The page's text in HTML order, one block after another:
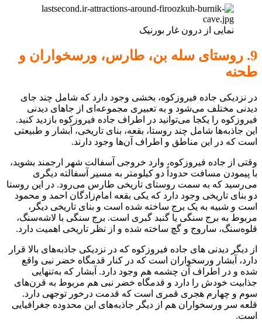
نمایی از درون غار بورنیک
9. روستای سله بن، طارس، ورسخواران و
طحنه
در نزدیکی جاده فیروزکوه، بخشی وجود دارد که شامل چند جای
دیدنی مختلف می‌شود و به تعبیری مجموعه‌ای از جاهای دیدنی
فیروزکوه را یکجا می‌توانید در اطراف جاده فیروزکوه بازدید کنید.
این جاذبه‌ها شامل چند روستا، بقعه، بنای تاریخی، آبشار و طبیعتی
است که در این مناطق و اطراف آن‌ها وجود دارند.
وقتی از جاده فیروزکوه، وارد خروجی آسفالت شهر ارجمند بشوید،
با پیمودن مسافت حدوداً دو کیلومتر به مسیر آسفالته دیگری
می‌رسید که به سمت روستای تاریخی طارس می‌رود. در این روستا
دو بنای تاریخی وجود دارد که یکی بقعه امام‌زادگان احمد و محمود
است و شبیه به یک برج ساخته شده است و بنای تاریخی دیگر،
مربوط به برج سنگی یا گنبد گبری است. برج سنگی با لاشه‌سنگ،
قلوه‌سنگ، ساروج و گچ ساخته شده و از نظر تاریخی اهمیت دارد.
از دیگر دیدنی های جاده فیروزکوه که در نزدیکی جاذبه‌های بالا قرار
دارد، آبشار ورسخواران است که در کنار قدمگاه خضر نبی واقع
شده و در اطراف آن چشمه هم وجود دارد. آبشار که به‌تنهایی
جذابیت خودش را دارد و قدمگاه خضر نبی هم مربوط به قرن‌های
سوم و چهارم هجری قمری است که قدمت درخور توجهی دارد.
قلعه سر ورسخواران هم از دیگر جاذبه‌های این محدوده جغرافیایی
است.